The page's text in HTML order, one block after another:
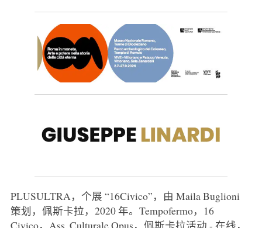
PLUSULTRA，个展 “16Civico”，由 Maila Buglioni
策划，佩斯卡拉，2020 年。Tempofermo，16
Civico，Ass. Culturale Opus，佩斯卡拉活动 - 在线，